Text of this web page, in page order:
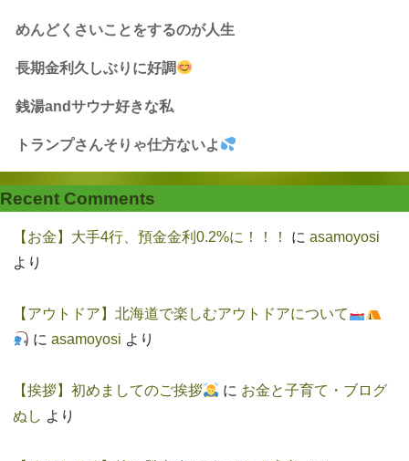
めんどくさいことをするのが人生
長期金利久しぶりに好調
銭湯andサウナ好きな私
トランプさんそりゃ仕方ないよ
Recent Comments
【お金】大手4行、預金金利0.2%に！！！ に asamoyosi
より
【アウトドア】北海道で楽しむアウトドアについて
に asamoyosi より
【挨拶】初めましてのご挨拶 に お金と子育て・ブログ
ぬし より